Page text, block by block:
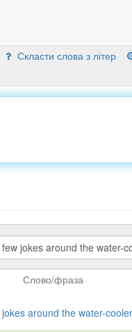
Скласти слова з літер
Слово/фраза
jokes around the water-cooler